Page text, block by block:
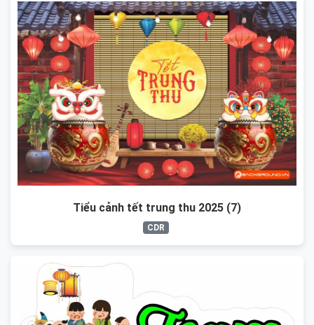
Tiểu cảnh tết trung thu 2025 (7)
CDR